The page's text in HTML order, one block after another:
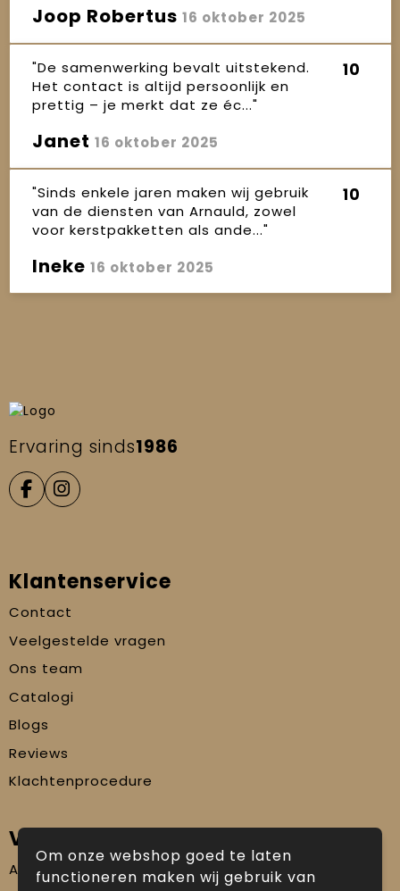
Joop Robertus 16 oktober 2025
"De samenwerking bevalt uitstekend.
Het contact is altijd persoonlijk en
prettig – je merkt dat ze éc..."
10
Janet 16 oktober 2025
"Sinds enkele jaren maken wij gebruik
van de diensten van Arnauld, zowel
voor kerstpakketten als ande..."
10
Ineke 16 oktober 2025
Ervaring sinds1986
Klantenservice
Contact
Veelgestelde vragen
Ons team
Catalogi
Blogs
Reviews
Klachtenprocedure
Veilig winkelen
Algemene voorwaarden
Om onze webshop goed te laten
functioneren maken wij gebruik van